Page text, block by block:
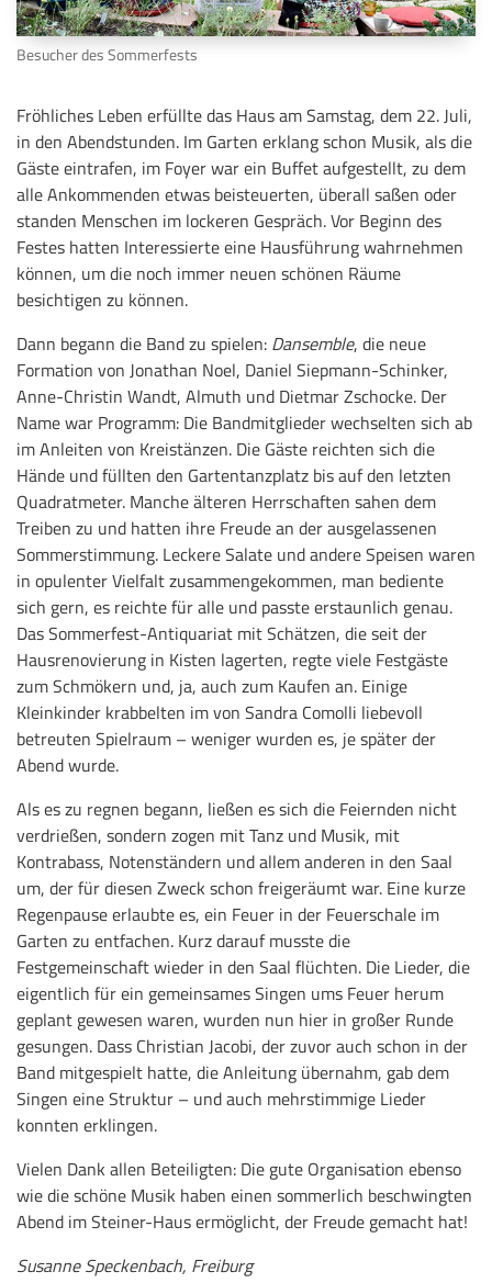
Besucher des Sommerfests
Fröhliches Leben erfüllte das Haus am Samstag, dem 22. Juli,
in den Abendstunden. Im Garten erklang schon Musik, als die
Gäste eintrafen, im Foyer war ein Buffet aufgestellt, zu dem
alle Ankommenden etwas beisteuerten, überall saßen oder
standen Menschen im lockeren Gespräch. Vor Beginn des
Festes hatten Interessierte eine Hausführung wahrnehmen
können, um die noch immer neuen schönen Räume
besichtigen zu können.
Dann begann die Band zu spielen: Dansemble, die neue
Formation von Jonathan Noel, Daniel Siepmann-Schinker,
Anne-Christin Wandt, Almuth und Dietmar Zschocke. Der
Name war Programm: Die Bandmitglieder wechselten sich ab
im Anleiten von Kreistänzen. Die Gäste reichten sich die
Hände und füllten den Gartentanzplatz bis auf den letzten
Quadratmeter. Manche älteren Herrschaften sahen dem
Treiben zu und hatten ihre Freude an der ausgelassenen
Sommerstimmung. Leckere Salate und andere Speisen waren
in opulenter Vielfalt zusammengekommen, man bediente
sich gern, es reichte für alle und passte erstaunlich genau.
Das Sommerfest-Antiquariat mit Schätzen, die seit der
Hausrenovierung in Kisten lagerten, regte viele Festgäste
zum Schmökern und, ja, auch zum Kaufen an. Einige
Kleinkinder krabbelten im von Sandra Comolli liebevoll
betreuten Spielraum – weniger wurden es, je später der
Abend wurde.
Als es zu regnen begann, ließen es sich die Feiernden nicht
verdrießen, sondern zogen mit Tanz und Musik, mit
Kontrabass, Notenständern und allem anderen in den Saal
um, der für diesen Zweck schon freigeräumt war. Eine kurze
Regenpause erlaubte es, ein Feuer in der Feuerschale im
Garten zu entfachen. Kurz darauf musste die
Festgemeinschaft wieder in den Saal flüchten. Die Lieder, die
eigentlich für ein gemeinsames Singen ums Feuer herum
geplant gewesen waren, wurden nun hier in großer Runde
gesungen. Dass Christian Jacobi, der zuvor auch schon in der
Band mitgespielt hatte, die Anleitung übernahm, gab dem
Singen eine Struktur – und auch mehrstimmige Lieder
konnten erklingen.
Vielen Dank allen Beteiligten: Die gute Organisation ebenso
wie die schöne Musik haben einen sommerlich beschwingten
Abend im Steiner-Haus ermöglicht, der Freude gemacht hat!
Susanne Speckenbach, Freiburg